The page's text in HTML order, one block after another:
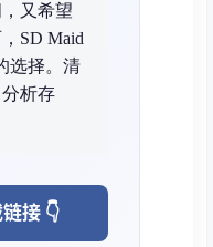
又希望
SD Maid
选择。清
析存
接 👇